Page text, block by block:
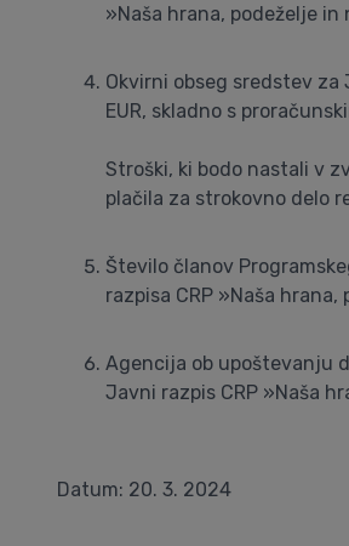
»Naša hrana, podeželje
Okvirni obseg sredstev
EUR, skladno s
Stroški, ki bodo nastali v
plačila za strokovno delo
Število članov
razpisa CRP »Naša
Agencija ob upoštevanju
Javni razpis CRP »Naša
Datum: 20. 3. 2024